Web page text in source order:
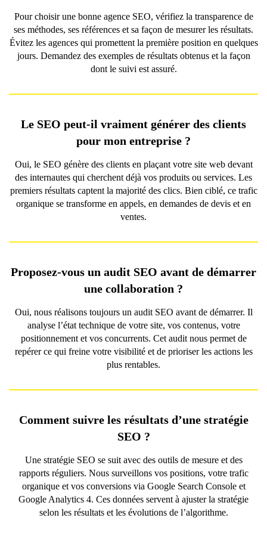
Pour choisir une bonne agence SEO, vérifiez la transparence de
ses méthodes, ses références et sa façon de mesurer les résultats.
Évitez les agences qui promettent la première position en quelques
jours. Demandez des exemples de résultats obtenus et la façon
dont le suivi est assuré.
Le SEO peut-il vraiment générer des clients
pour mon entreprise ?
Oui, le SEO génère des clients en plaçant votre site web devant
des internautes qui cherchent déjà vos produits ou services. Les
premiers résultats captent la majorité des clics. Bien ciblé, ce trafic
organique se transforme en appels, en demandes de devis et en
ventes.
Proposez-vous un audit SEO avant de démarrer
une collaboration ?
Oui, nous réalisons toujours un audit SEO avant de démarrer. Il
analyse l’état technique de votre site, vos contenus, votre
positionnement et vos concurrents. Cet audit nous permet de
repérer ce qui freine votre visibilité et de prioriser les actions les
plus rentables.
Comment suivre les résultats d’une stratégie
SEO ?
Une stratégie SEO se suit avec des outils de mesure et des
rapports réguliers. Nous surveillons vos positions, votre trafic
organique et vos conversions via Google Search Console et
Google Analytics 4. Ces données servent à ajuster la stratégie
selon les résultats et les évolutions de l’algorithme.